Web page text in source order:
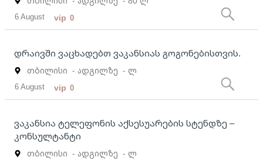
6 August vip 0
დრაივში ვაცხადებთ ვაკანსიას გოგონებისთვის.
თბილისი - ადგილზე - ლ
6 August vip 0
ვაკანსია ტელეფონის აქსესუარების სტენდზე –
კონსულტანტი
თბილისი - ადგილზე - ლ